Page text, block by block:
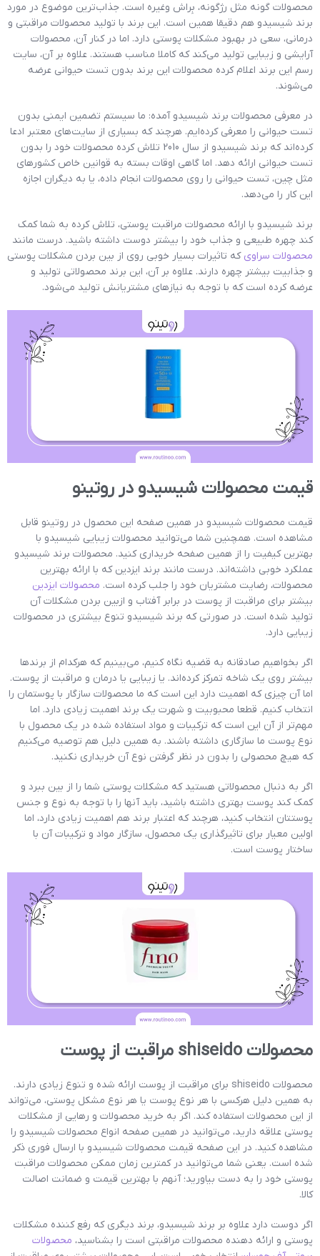
محصولات گونه مثل رژگونه، بِراش وغیره است. جذاب‌ترین موضوع در مورد
برند شیسیدو هم دقیقا همین است. این برند با تولید محصولات مراقبتی و
درمانی، سعی در بهبود مشکلات پوستی دارد. اما در کنار آن، محصولات
آرایشی و زیبایی تولید می‌کند که کاملا مناسب هستند. علاوه بر آن، سایت
رسم این برند اعلام کرده محصولات این برند بدون تست حیوانی عرضه
می‌شوند.
در معرفی محصولات برند شیسیدو آمده: ما سیستم تضمین ایمنی بدون
تست حیوانی را معرفی کرده‌ایم. هرچند که بسیاری از سایت‌های معتبر ادعا
کرده‌اند که برند شیسیدو از سال 2010 تلاش کرده محصولات خود را بدون
تست حیوانی ارائه دهد. اما گاهی اوقات بسته به قوانین خاص کشورهای
مثل چین، تست حیوانی را روی محصولات انجام داده، یا به دیگران اجازه
این کار را می‌دهد.
برند شیسیدو با ارائه محصولات مراقبت پوستی، تلاش کرده به شما کمک
کند چهره طبیعی و جذاب خود را بیشتر دوست داشته باشید. درست مانند
محصولات سراوی که تاثیرات بسیار خوبی روی از بین بردن مشکلات پوستی
و جذابیت بیشتر چهره دارند. علاوه بر آن، این برند محصولاتی تولید و
عرضه کرده است که با توجه به نیازهای مشتریانش تولید می‌شود.
قیمت محصولات شیسیدو در روتینو
قیمت محصولات شیسیدو در همین صفحه این محصول در روتینو قابل
مشاهده است. همچنین شما می‌توانید محصولات زیبایی شیسیدو با
بهترین کیفیت را از همین صفحه خریداری کنید. محصولات برند شیسیدو
عملکرد خوبی داشته‌اند. درست مانند برند ایزدین که با ارائه بهترین
محصولات، رضایت مشتریان خود را جلب کرده است. محصولات ایزدین
بیشتر برای مراقبت از پوست در برابر آفتاب و ازبین بردن مشکلات آن
تولید شده است. در صورتی که برند شیسیدو تنوع بیشتری در محصولات
زیبایی دارد.
اگر بخواهیم صادقانه به قضیه نگاه کنیم، می‌بینیم که هرکدام از برندها
بیشتر روی یک شاخه تمرکز کرده‌اند. یا زیبایی یا درمان و مراقبت از پوست.
اما آن چیزی که اهمیت دارد این است که ما محصولات سازگار با پوستمان را
انتخاب کنیم. قطعا محبوبیت و شهرت یک برند اهمیت زیادی دارد. اما
مهم‌تر از آن این است که ترکیبات و مواد استفاده شده در یک محصول با
نوع پوست ما سازگاری داشته باشند. به همین دلیل هم توصیه می‌کنیم
که هیچ محصولی را بدون در نظر گرفتن نوع آن خریداری نکنید.
اگر به دنبال محصولاتی هستید که مشکلات پوستی شما را از بین ببرد و
کمک کند پوست بهتری داشته باشید، باید آنها را با توجه به نوع و جنس
پوستتان انتخاب کنید، هرچند که اعتبار برند هم اهمیت زیادی دارد، اما
اولین معیار برای تاثیرگذاری یک محصول، سازگار مواد و ترکیبات آن با
ساختار پوست است.
محصولات shiseido مراقبت از پوست
محصولات shiseido برای مراقبت از پوست ارائه شده‌ و تنوع زیادی دارند.
به همین دلیل هرکسی با هر نوع پوست یا هر نوع مشکل پوستی، می‌تواند
از این محصولات استفاده کند. اگر به خرید محصولات و رهایی از مشکلات
پوستی علاقه دارید، می‌توانید در همین صفحه انواع محصولات شیسیدو را
مشاهده کنید. در این صفحه قیمت محصولات شیسیدو با ارسال فوری ذکر
شده است. یعنی شما می‌توانید در کمترین زمان ممکن محصولات مراقبت
پوستی خود را به دست بیاورید؛ آنهم با بهترین قیمت و ضمانت اصالت
کالا.
اگر دوست دارد علاوه بر برند شیسیدو، برند دیگری که رفع کننده مشکلات
پوستی و ارائه دهنده محصولات مراقبتی است را بشناسید، محصولات